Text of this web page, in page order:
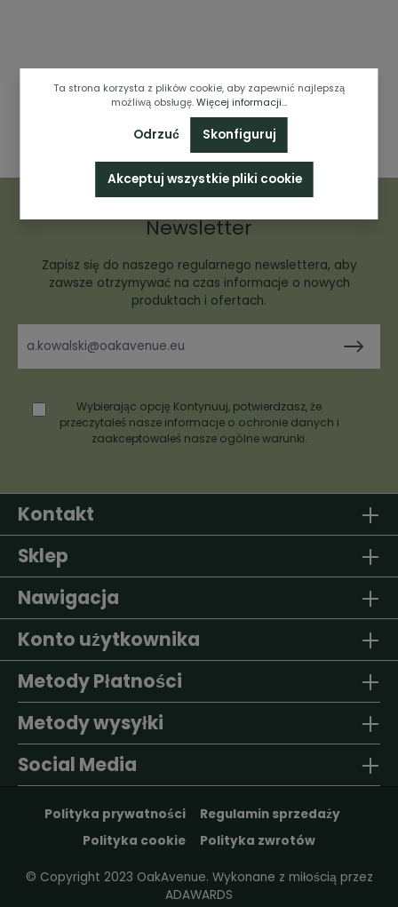
Newsletter
Zapisz się do naszego regularnego newslettera, aby
zawsze otrzymywać na czas informacje o nowych
produktach i ofertach.
Wybierając opcję Kontynuuj, potwierdzasz, że
przeczytałeś nasze informacje o ochronie danych i
zaakceptowałeś nasze ogólne warunki.
Kontakt
Sklep
Nawigacja
Konto użytkownika
Metody Płatności
Metody wysyłki
Social Media
Polityka prywatności
Regulamin sprzedaży
Polityka cookie
Polityka zwrotów
© Copyright 2023 OakAvenue. Wykonane z miłością przez
ADAWARDS
Ta strona korzysta z plików cookie, aby zapewnić najlepszą
możliwą obsługę. Więcej informacji...
Odrzuć Skonfiguruj
Akceptuj wszystkie pliki cookie